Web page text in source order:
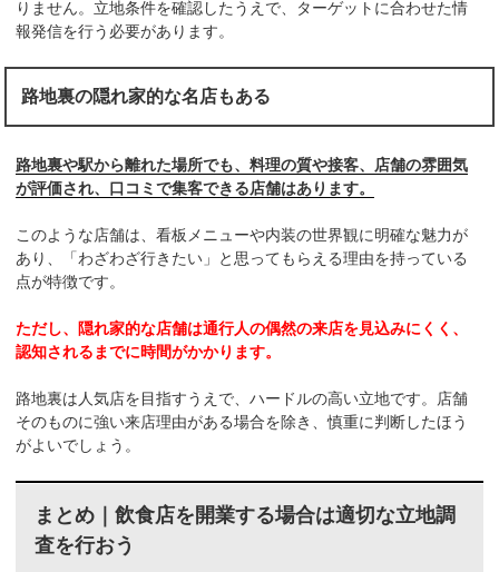
りません。立地条件を確認したうえで、ターゲットに合わせた情
報発信を行う必要があります。
路地裏の隠れ家的な名店もある
路地裏や駅から離れた場所でも、料理の質や接客、店舗の雰囲気
が評価され、口コミで集客できる店舗はあります。
このような店舗は、看板メニューや内装の世界観に明確な魅力が
あり、「わざわざ行きたい」と思ってもらえる理由を持っている
点が特徴です。
ただし、隠れ家的な店舗は通行人の偶然の来店を見込みにくく、
認知されるまでに時間がかかります。
路地裏は人気店を目指すうえで、ハードルの高い立地です。店舗
そのものに強い来店理由がある場合を除き、慎重に判断したほう
がよいでしょう。
まとめ｜飲食店を開業する場合は適切な立地調
査を行おう